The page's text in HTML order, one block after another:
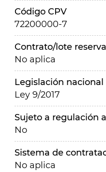
Código CPV
72200000-7
Contrato/lote
No aplica
Legislación
Ley 9/2017
Sujeto a regulación
No
Sistema de
No aplica